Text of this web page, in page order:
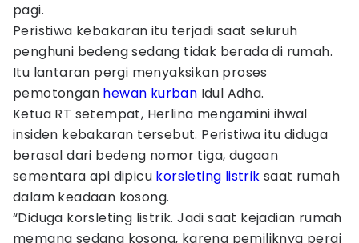
pagi.
Peristiwa kebakaran itu terjadi saat seluruh
penghuni bedeng sedang tidak berada di rumah.
Itu lantaran pergi menyaksikan proses
pemotongan hewan kurban Idul Adha.
Ketua RT setempat, Herlina mengamini ihwal
insiden kebakaran tersebut. Peristiwa itu diduga
berasal dari bedeng nomor tiga, dugaan
sementara api dipicu korsleting listrik saat rumah
dalam keadaan kosong.
“Diduga korsleting listrik. Jadi saat kejadian rumah
memang sedang kosong, karena pemiliknya pergi